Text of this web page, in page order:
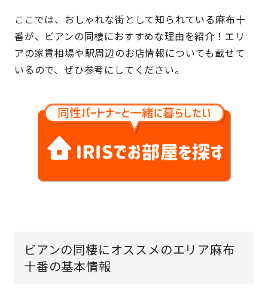
ここでは、おしゃれな街として知られている麻布十
番が、ビアンの同棲におすすめな理由を紹介！エリ
アの家賃相場や駅周辺のお店情報についても載せて
いるので、ぜひ参考にしてください。
ビアンの同棲にオススメのエリア麻布
十番の基本情報